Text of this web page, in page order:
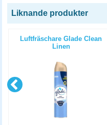
Liknande produkter
Luftfräschare Glade Clean
Linen